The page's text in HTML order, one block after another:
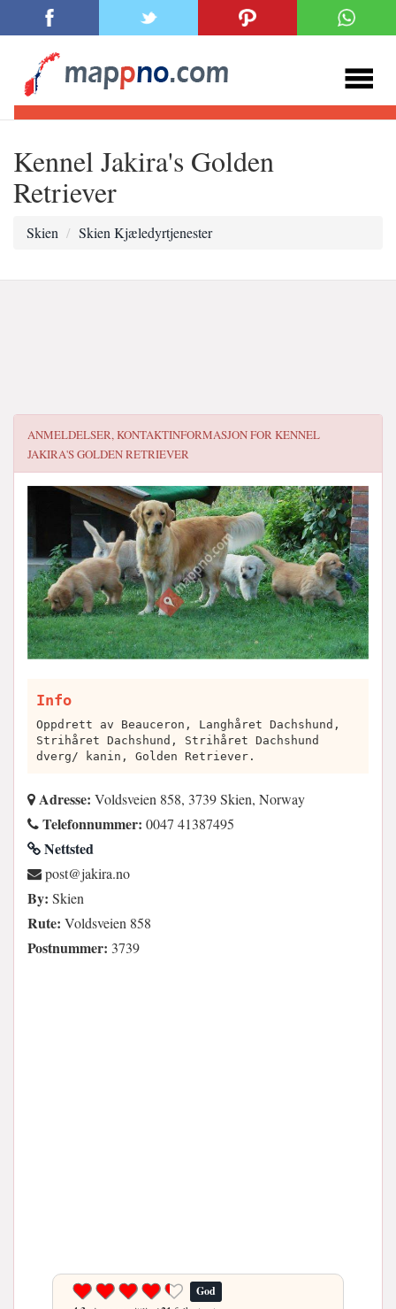
Kennel Jakira's Golden
Retriever
Skien Skien Kjæledyrtjenester
ANMELDELSER, KONTAKTINFORMASJON FORKENNEL
JAKIRA'S GOLDEN RETRIEVER
Info
Oppdrett av Beauceron, Langhåret Dachshund,
Strihåret Dachshund, Strihåret Dachshund
dverg/ kanin, Golden Retriever.
Adresse: Voldsveien 858, 3739 Skien, Norway
Telefonnummer: 0047 41387495
Nettsted
on.arikaj@tsop
By: Skien
Rute: Voldsveien 858
Postnummer: 3739
God